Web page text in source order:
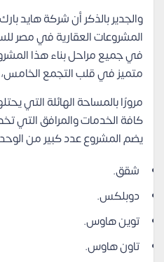
والجدير بالذكر أن شركة هايد
المشروعات العقارية في مصر
في جميع مراحل بناء هذا
متميز في قلب التجمع
مرورًا بالمساحة الهائلة التي
كافة الخدمات والمرافق التي
يضم المشروع عدد كبير من
شقق.
دوبلكس.
توين هاوس.
تاون هاوس.